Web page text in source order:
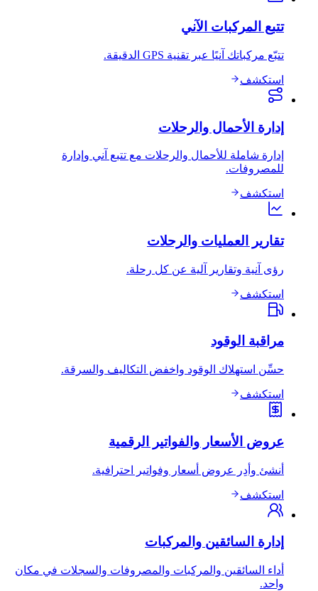
تتبع المركبات الآني
تتبّع مركباتك آنيًا عبر تقنية GPS الدقيقة.
استكشف
إدارة الأحمال والرحلات
إدارة شاملة للأحمال والرحلات مع تتبع آني وإدارة
للمصروفات.
استكشف
تقارير العمليات والرحلات
رؤى آنية وتقارير آلية عن كل رحلة.
استكشف
مراقبة الوقود
حسِّن استهلاك الوقود واخفض التكاليف والسرقة.
استكشف
عروض الأسعار والفواتير الرقمية
أنشئ وأدِر عروض أسعار وفواتير احترافية.
استكشف
إدارة السائقين والمركبات
أداء السائقين والمركبات والمصروفات والسجلات في مكان
واحد.